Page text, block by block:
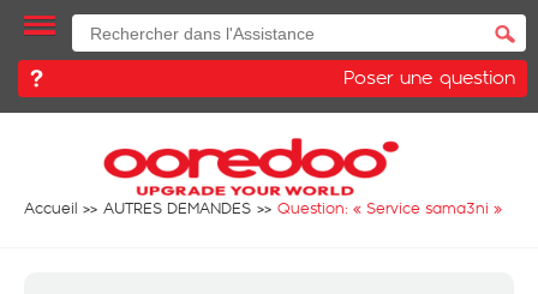
Poser une question
Accueil AUTRES DEMANDES Question: « Service sama3ni »